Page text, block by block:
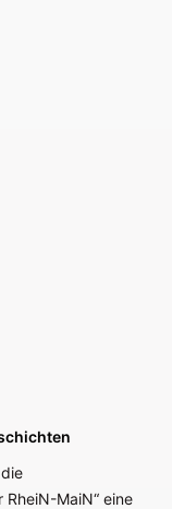
MaiN“ eine